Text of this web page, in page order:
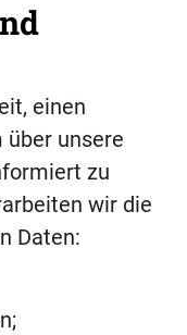
einen
über unsere
zu
wir die
Daten: